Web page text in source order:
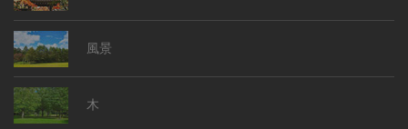
風景
木